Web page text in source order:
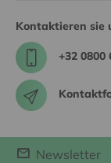
Kontaktieren sie
+32 0800
Newsletter